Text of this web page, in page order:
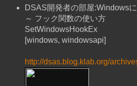
DSAS開発者の部屋:Windows
～ フック関数の使い方
SetWindowsHookEx
[windows, windowsapi]
http://dsas.blog.klab.org/